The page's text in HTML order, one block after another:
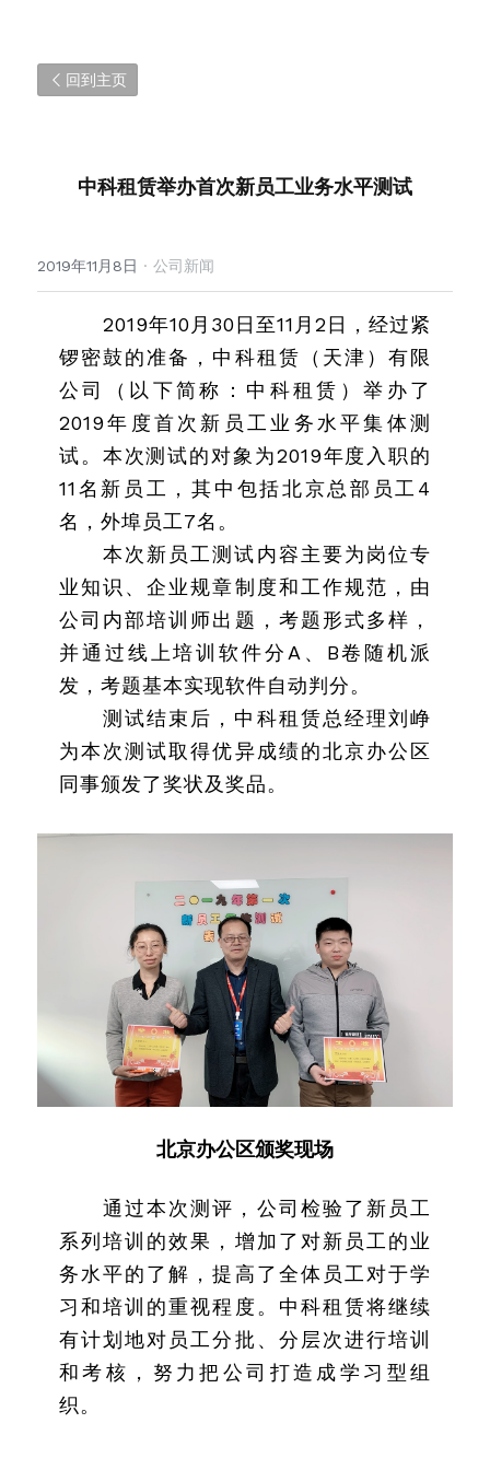
回到主页
中科租赁举办首次新员工业务水平测试
2019年11月8日 · 公司新闻
2019年10月30日至11月2日，经过紧
锣密鼓的准备，中科租赁（天津）有限
公司（以下简称：中科租赁）举办了
2019年度首次新员工业务水平集体测
试。本次测试的对象为2019年度入职的
11名新员工，其中包括北京总部员工4
名，外埠员工7名。
本次新员工测试内容主要为岗位专
业知识、企业规章制度和工作规范，由
公司内部培训师出题，考题形式多样，
并通过线上培训软件分A、B卷随机派
发，考题基本实现软件自动判分。
测试结束后，中科租赁总经理刘峥
为本次测试取得优异成绩的北京办公区
同事颁发了奖状及奖品。
北京办公区颁奖现场
通过本次测评，公司检验了新员工
系列培训的效果，增加了对新员工的业
务水平的了解，提高了全体员工对于学
习和培训的重视程度。中科租赁将继续
有计划地对员工分批、分层次进行培训
和考核，努力把公司打造成学习型组
织。